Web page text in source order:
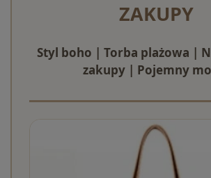
ZAKUPY
Styl boho | Torba plażowa |
zakupy | Pojemny